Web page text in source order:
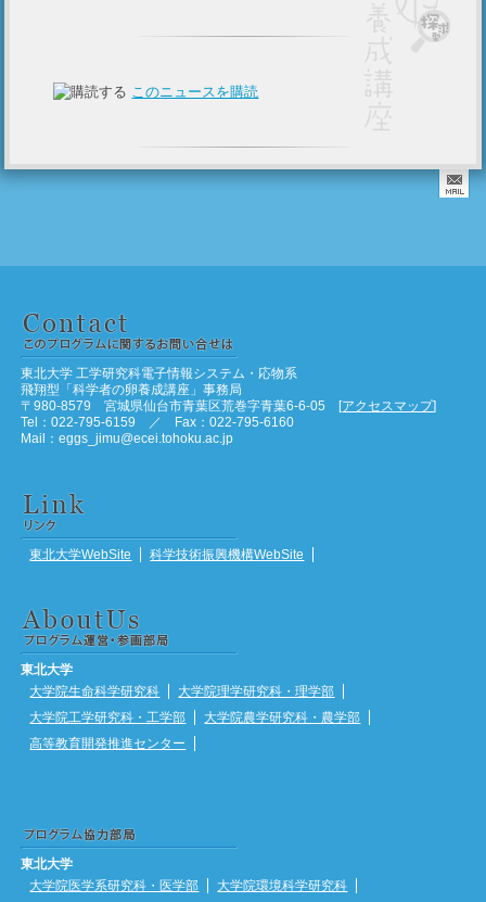
このニュースを購読
東北大学 工学研究科電子情報システム・応物系
飛翔型「科学者の卵養成講座」事務局
〒980-8579 宮城県仙台市青葉区荒巻字青葉6-6-05 [アクセスマップ]
Tel：022-795-6159 ／ Fax：022-795-6160
Mail：eggs_jimu@ecei.tohoku.ac.jp
東北大学WebSite 科学技術振興機構WebSite
東北大学
大学院生命科学研究科
大学院理学研究科・理学部
大学院工学研究科・工学部
大学院農学研究科・農学部
高等教育開発推進センター
東北大学
大学院医学系研究科・医学部
大学院環境科学研究科